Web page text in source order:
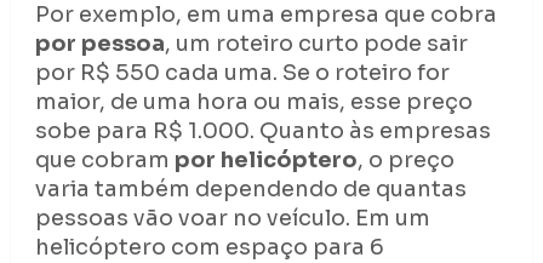
Por exemplo, em uma empresa que cobra
por pessoa, um roteiro curto pode sair
por R$ 550 cada uma. Se o roteiro for
maior, de uma hora ou mais, esse preço
sobe para R$ 1.000. Quanto às empresas
que cobram por helicóptero, o preço
varia também dependendo de quantas
pessoas vão voar no veículo. Em um
helicóptero com espaço para 6